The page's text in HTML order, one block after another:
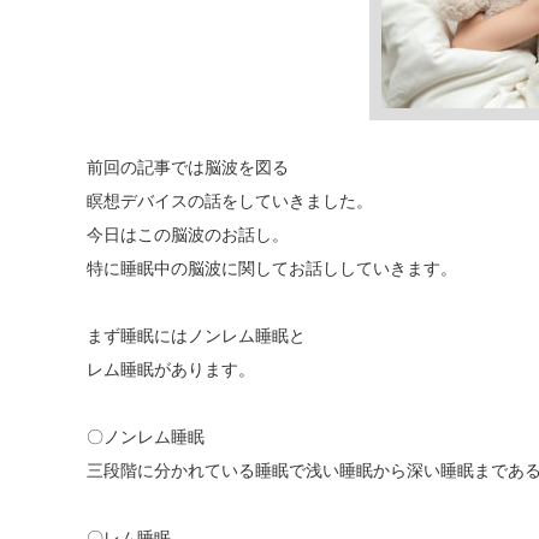
前回の記事では脳波を図る
瞑想デバイスの話をしていきました。
今日はこの脳波のお話し。
特に睡眠中の脳波に関してお話ししていきます。
まず睡眠にはノンレム睡眠と
レム睡眠があります。
〇ノンレム睡眠
三段階に分かれている睡眠で浅い睡眠から深い睡眠まであ